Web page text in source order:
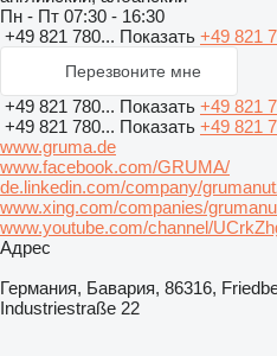
Пн - Пт 07:30 - 16:30
+49 821 780... Показать +49 821
Перезвоните мне
+49 821 780... Показать +49 821
+49 821 780... Показать +49 821
www.gruma.de
www.facebook.com/GRUMA/
de.linkedin.com/company/
www.xing.com/companies/
www.youtube.com/channel/
Адрес
Германия, Бавария, 86316,
Industriestraße 22